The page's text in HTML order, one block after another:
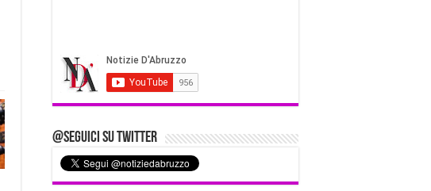
@Seguici su Twitter